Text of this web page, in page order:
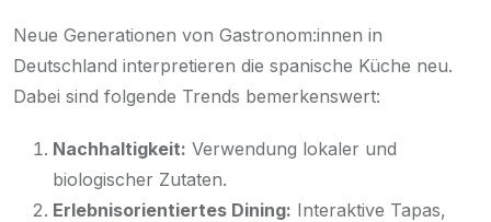
Neue Generationen von Gastronom:innen in
Deutschland interpretieren die spanische Küche neu.
Dabei sind folgende Trends bemerkenswert:
Nachhaltigkeit: Verwendung lokaler und
biologischer Zutaten.
Erlebnisorientiertes Dining: Interaktive Tapas,